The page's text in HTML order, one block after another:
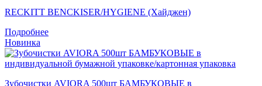
RECKITT BENCKISER/HYGIENE (Хайджен)
Подробнее
Новинка
Зубочистки AVIORA 500шт БАМБУКОВЫЕ в